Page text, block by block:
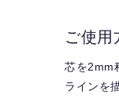
ご使用
芯を2mm
ラインを